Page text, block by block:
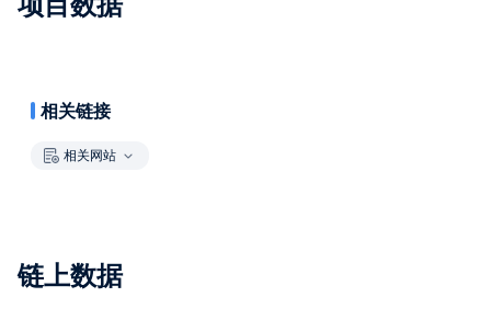
相关链接
相关网站
链上数据